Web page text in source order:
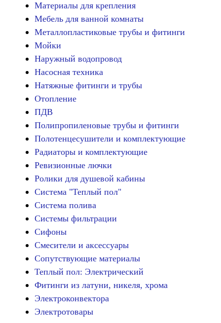
Материалы для крепления
Мебель для ванной комнаты
Металлопластиковые трубы и фитинги
Мойки
Наружный водопровод
Насосная техника
Натяжные фитинги и трубы
Отопление
ПДВ
Полипропиленовые трубы и фитинги
Полотенцесушители и комплектующие
Радиаторы и комплектующие
Ревизионные лючки
Ролики для душевой кабины
Система "Теплый пол"
Система полива
Системы фильтрации
Сифоны
Смесители и аксессуары
Сопутствующие материалы
Теплый пол: Электрический
Фитинги из латуни, никеля, хрома
Электроконвектора
Электротовары